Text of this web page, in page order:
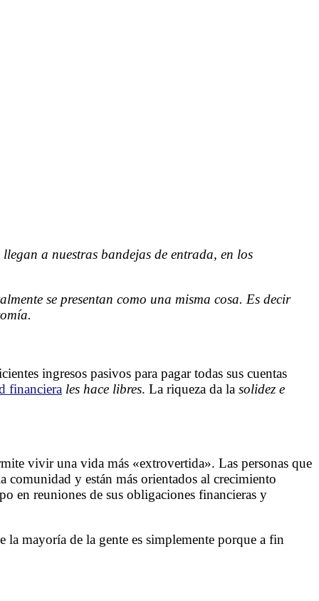
a nuestras bandejas de entrada, en los
se presentan como una misma cosa. Es decir
ingresos pasivos para pagar todas sus cuentas
financiera les hace libres. La riqueza da la solidez e
vivir una vida más «extrovertida». Las personas que
comunidad y están más orientados al crecimiento
en reuniones de sus obligaciones financieras y
la mayoría de la gente es simplemente porque a fin